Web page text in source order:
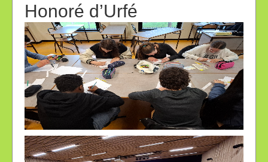
Honoré d’Urfé